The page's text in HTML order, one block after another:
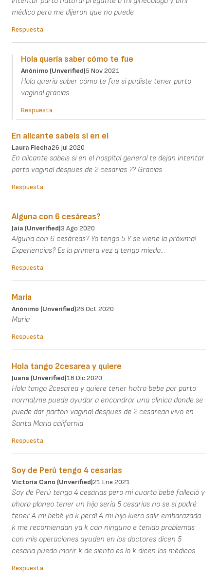
médico pero me dijeron que no puede
Respuesta
Hola quería saber cómo te fue
Anónimo (unverified)5 Nov 2021
Hola quería saber cómo te fue si pudiste tener parto
vaginal gracias
Respuesta
En alicante sabeis si en el
Laura Flecha26 Jul 2020
En alicante sabeis si en el hospital general te dejan intentar
parto vaginal despues de 2 cesarias ?? Gracias
Respuesta
Alguna con 6 cesáreas?
Jaia (unverified)3 Ago 2020
Alguna con 6 cesáreas? Yo tengo 5 Y se viene la próxima!
Experiencias? Es la primera vez q tengo miedo...
Respuesta
Maria
Anónimo (unverified)26 Oct 2020
Maria
Respuesta
Hola tango 2cesarea y quiere
Juana (unverified)16 Dic 2020
Hola tango 2cesarea y quiere tener hotro bebe por parto
normal,me puede ayudar a encondrar una clinica donde se
puede dar parton vaginal despues de 2 cesarean.vivo en
Santa Maria california
Respuesta
Soy de Perú tengo 4 cesarias
Victoria Cano (unverified)21 Ene 2021
Soy de Perú tengo 4 cesarias pero mi cuarto bebé falleció y
ahora planeo tener un hijo sería 5 cesarias no se si podré
tener A mi bebé ya k perdí A mi hijo kiero salir embarazada
k me recomiendan ya k con ninguno e tenido problemas
con mis operaciones ayuden en los doctores dicen 5
cesaria puedo morir k de siento es lo k dicen los médicos
Respuesta